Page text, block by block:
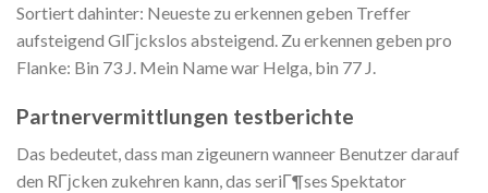
Sortiert dahinter: Neueste zu erkennen geben Treffer
aufsteigend GlГјckslos absteigend. Zu erkennen geben pro
Flanke: Bin 73 J. Mein Name war Helga, bin 77 J.
Partnervermittlungen testberichte
Das bedeutet, dass man zigeunern wanneer Benutzer darauf
den RГјcken zukehren kann, das seriГ¶ses Spektator